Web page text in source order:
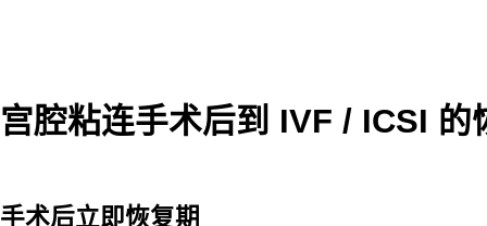
宫腔粘连手术后到 IVF / ICSI 的
手术后立即恢复期